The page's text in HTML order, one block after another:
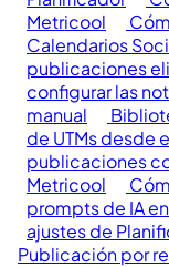
Metricool
Calendarios
publicaciones
configurar las
manual
de UTMs desde
publicaciones
Metricool
prompts de IA
ajustes de
Publicación por